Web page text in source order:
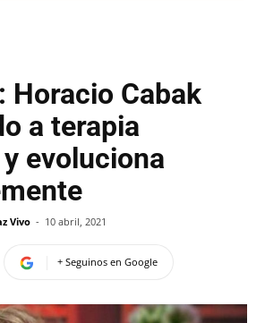
Horacio Cabak
a terapia
evoluciona
Vivo - 10 abril, 2021
+ Seguinos en Google